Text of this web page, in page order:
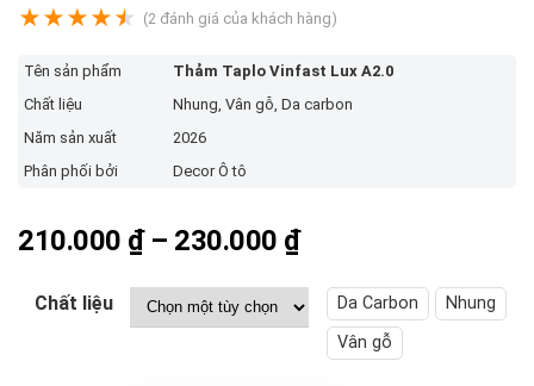
★★★★★ (2 đánh giá của khách hàng)
Tên sản phẩm
Thảm Taplo Vinfast Lux A2.0
Chất liệu
Nhung, Vân gỗ, Da carbon
Năm sản xuất
2026
Phân phối bởi
Decor Ô tô
210.000 ₫ – 230.000 ₫Khoảng
từ
210.000 ₫
Chất liệu Da Carbon
Nhung
Vân gỗ